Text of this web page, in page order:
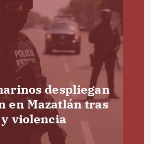
despliegan
en Mazatlán tras
violencia